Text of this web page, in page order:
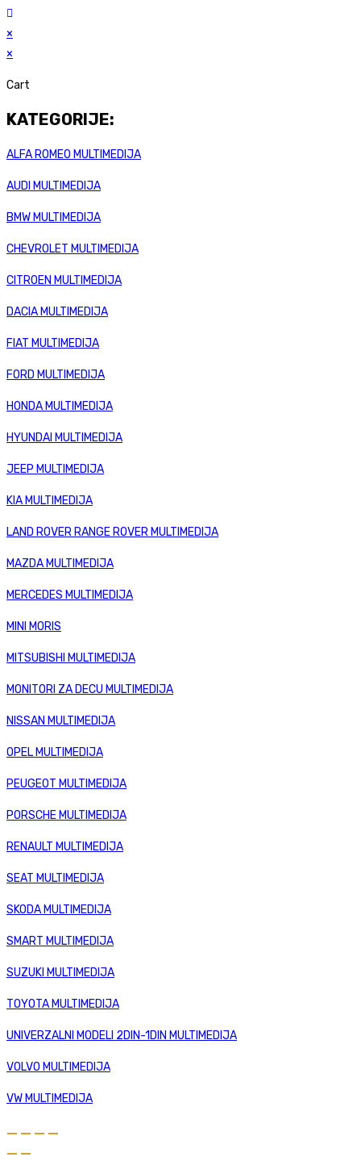
×
×
Cart
KATEGORIJE:
ALFA ROMEO MULTIMEDIJA
AUDI MULTIMEDIJA
BMW MULTIMEDIJA
CHEVROLET MULTIMEDIJA
CITROEN MULTIMEDIJA
DACIA MULTIMEDIJA
FIAT MULTIMEDIJA
FORD MULTIMEDIJA
HONDA MULTIMEDIJA
HYUNDAI MULTIMEDIJA
JEEP MULTIMEDIJA
KIA MULTIMEDIJA
LAND ROVER RANGE ROVER MULTIMEDIJA
MAZDA MULTIMEDIJA
MERCEDES MULTIMEDIJA
MINI MORIS
MITSUBISHI MULTIMEDIJA
MONITORI ZA DECU MULTIMEDIJA
NISSAN MULTIMEDIJA
OPEL MULTIMEDIJA
PEUGEOT MULTIMEDIJA
PORSCHE MULTIMEDIJA
RENAULT MULTIMEDIJA
SEAT MULTIMEDIJA
SKODA MULTIMEDIJA
SMART MULTIMEDIJA
SUZUKI MULTIMEDIJA
TOYOTA MULTIMEDIJA
UNIVERZALNI MODELI 2DIN-1DIN MULTIMEDIJA
VOLVO MULTIMEDIJA
VW MULTIMEDIJA